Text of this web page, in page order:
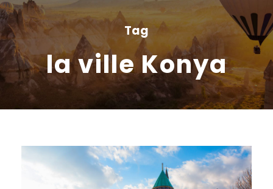
Tag
la ville Konya